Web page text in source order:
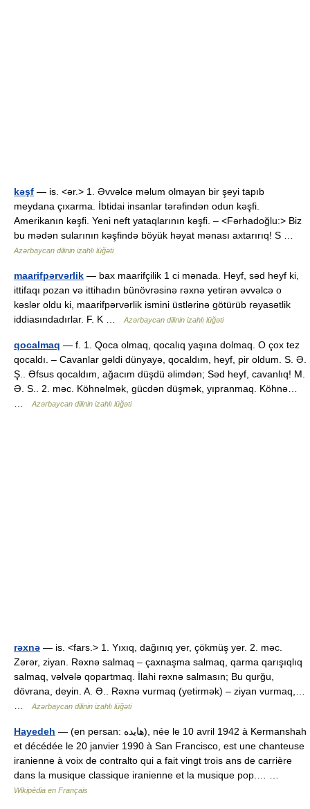
kəşf — is. <ər.> 1. Əvvəlcə məlum olmayan bir şeyi tapıb
meydana çıxarma. İbtidai insanlar tərəfindən odun kəşfi.
Amerikanın kəşfi. Yeni neft yataqlarının kəşfi. – <Fərhadoğlu:> Biz
bu mədən sularının kəşfində böyük həyat mənası axtarırıq! S …
Azərbaycan dilinin izahlı lüğəti
maarifpərvərlik — bax maarifçilik 1 ci mənada. Heyf, səd heyf ki,
ittifaqı pozan və ittihadın bünövrəsinə rəxnə yetirən əvvəlcə o
kəslər oldu ki, maarifpərvərlik ismini üstlərinə götürüb rəyasətlik
iddiasındadırlar. F. K …
Azərbaycan dilinin izahlı lüğəti
qocalmaq — f. 1. Qoca olmaq, qocalıq yaşına dolmaq. O çox tez
qocaldı. – Cavanlar gəldi dünyayə, qocaldım, heyf, pir oldum. S. Ə.
Ş.. Əfsus qocaldım, ağacım düşdü əlimdən; Səd heyf, cavanlıq! M.
Ə. S.. 2. məc. Köhnəlmək, gücdən düşmək, yıpranmaq. Köhnə…
Azərbaycan dilinin izahlı lüğəti
rəxnə — is. <fars.> 1. Yıxıq, dağınıq yer, çökmüş yer. 2. məc.
Zərər, ziyan. Rəxnə salmaq – çaxnaşma salmaq, qarma qarışıqlıq
salmaq, vəlvələ qopartmaq. İlahi rəxnə salmasın; Bu qurğu,
dövrana, deyin. A. Ə.. Rəxnə vurmaq (yetirmək) – ziyan vurmaq,…
Azərbaycan dilinin izahlı lüğəti
Hayedeh — (en persan: هایده), née le 10 avril 1942 à Kermanshah
et décédée le 20 janvier 1990 à San Francisco, est une chanteuse
iranienne à voix de contralto qui a fait vingt trois ans de carrière
dans la musique classique iranienne et la musique pop.… …
Wikipédia en Français